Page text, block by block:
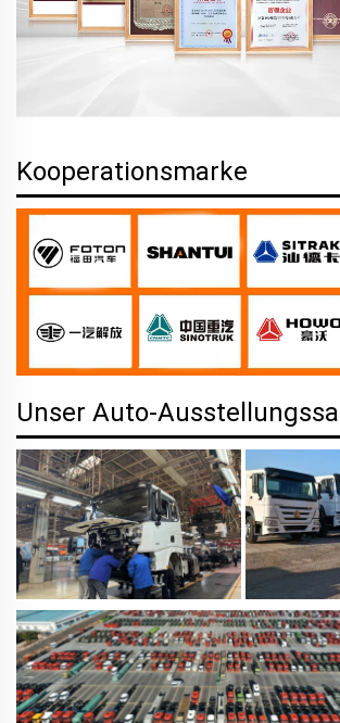
Kooperationsmarke
Unser Auto-